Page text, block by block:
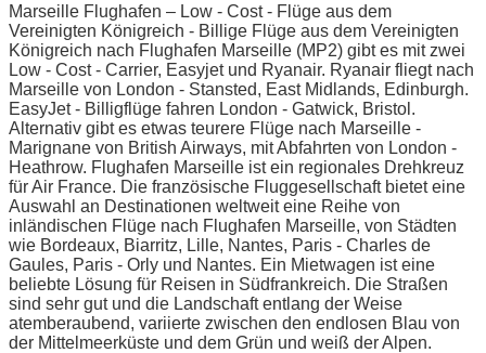
Marseille Flughafen – Low - Cost - Flüge aus dem
Vereinigten Königreich - Billige Flüge aus dem Vereinigten
Königreich nach Flughafen Marseille (MP2) gibt es mit zwei
Low - Cost - Carrier, Easyjet und Ryanair. Ryanair fliegt nach
Marseille von London - Stansted, East Midlands, Edinburgh.
EasyJet - Billigflüge fahren London - Gatwick, Bristol.
Alternativ gibt es etwas teurere Flüge nach Marseille -
Marignane von British Airways, mit Abfahrten von London -
Heathrow. Flughafen Marseille ist ein regionales Drehkreuz
für Air France. Die französische Fluggesellschaft bietet eine
Auswahl an Destinationen weltweit eine Reihe von
inländischen Flüge nach Flughafen Marseille, von Städten
wie Bordeaux, Biarritz, Lille, Nantes, Paris - Charles de
Gaules, Paris - Orly und Nantes. Ein Mietwagen ist eine
beliebte Lösung für Reisen in Südfrankreich. Die Straßen
sind sehr gut und die Landschaft entlang der Weise
atemberaubend, variierte zwischen den endlosen Blau von
der Mittelmeerküste und dem Grün und weiß der Alpen.